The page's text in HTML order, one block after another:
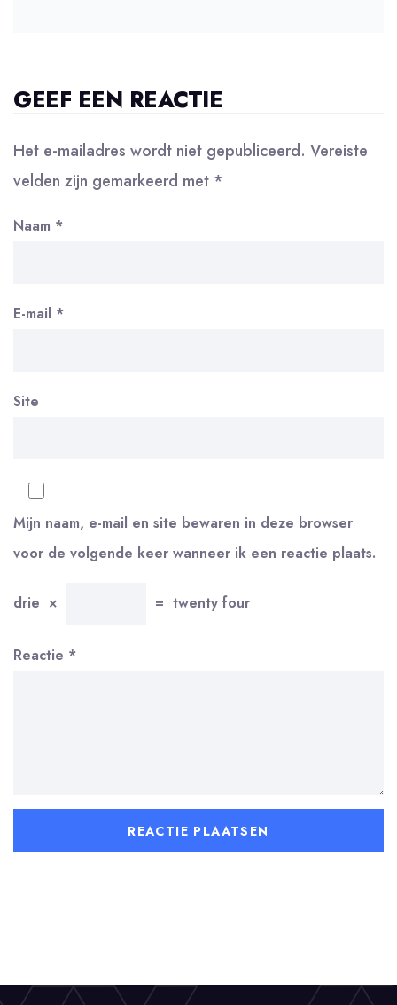
GEEF EEN REACTIE
Het e-mailadres wordt niet gepubliceerd. Vereiste
velden zijn gemarkeerd met *
Naam *
E-mail *
Site
Mijn naam, e-mail en site bewaren in deze browser
voor de volgende keer wanneer ik een reactie plaats.
drie × = twenty four
Reactie *